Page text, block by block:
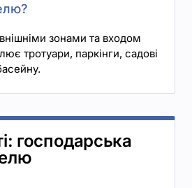
зонами та входом
тротуари, паркінги, садові
господарська